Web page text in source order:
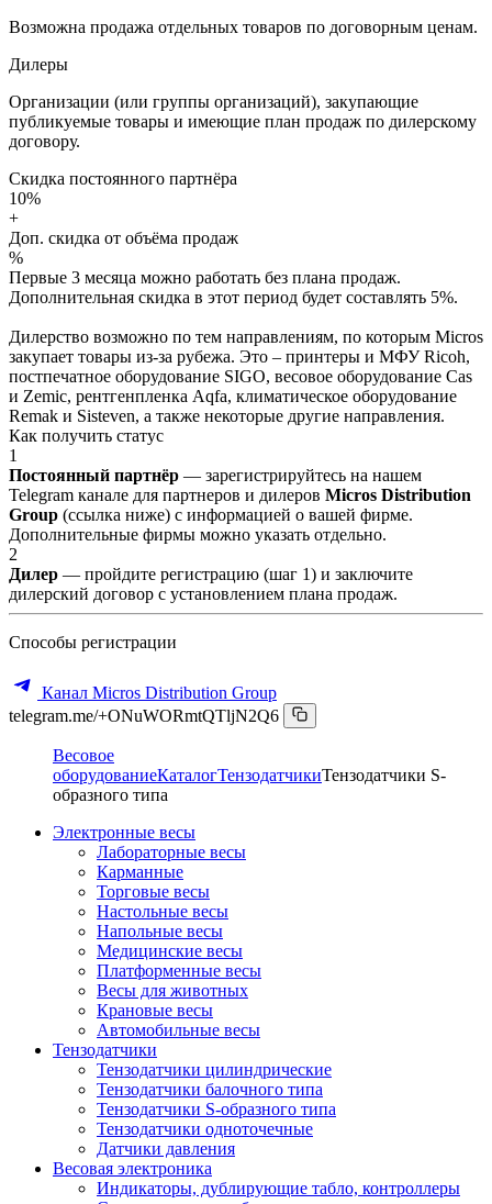
Возможна продажа отдельных товаров по договорным ценам.
Дилеры
Организации (или группы организаций), закупающие
публикуемые товары и имеющие план продаж по дилерскому
договору.
Скидка постоянного партнёра
10%
+
Доп. скидка от объёма продаж
%
Первые 3 месяца можно работать без плана продаж.
Дополнительная скидка в этот период будет составлять 5%.
Дилерство возможно по тем направлениям, по которым Micros
закупает товары из-за рубежа. Это – принтеры и МФУ Ricoh,
постпечатное оборудование SIGO, весовое оборудование Cas
и Zemic, рентгенпленка Aqfa, климатическое оборудование
Remak и Sisteven, а также некоторые другие направления.
Как получить статус
1
Постоянный партнёр — зарегистрируйтесь на нашем
Telegram канале для партнеров и дилеров Micros Distribution
Group (ссылка ниже) с информацией о вашей фирме.
Дополнительные фирмы можно указать отдельно.
2
Дилер — пройдите регистрацию (шаг 1) и заключите
дилерский договор с установлением плана продаж.
Способы регистрации
Канал Micros Distribution Group
telegram.me/+ONuWORmtQTljN2Q6
Весовое
оборудованиеКаталогТензодатчикиТензодатчики S-
образного типа
Электронные весы
Лабораторные весы
Карманные
Торговые весы
Настольные весы
Напольные весы
Медицинские весы
Платформенные весы
Весы для животных
Крановые весы
Автомобильные весы
Тензодатчики
Тензодатчики цилиндрические
Тензодатчики балочного типа
Тензодатчики S-образного типа
Тензодатчики одноточечные
Датчики давления
Весовая электроника
Индикаторы, дублирующие табло, контроллеры